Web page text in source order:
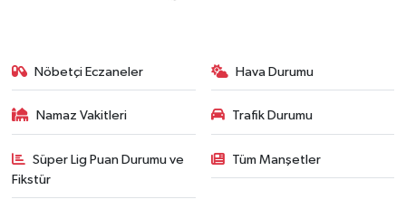
Nöbetçi Eczaneler Hava Durumu
Namaz Vakitleri Trafik Durumu
Süper Lig Puan Durumu ve
Fikstür
Tüm Manşetler